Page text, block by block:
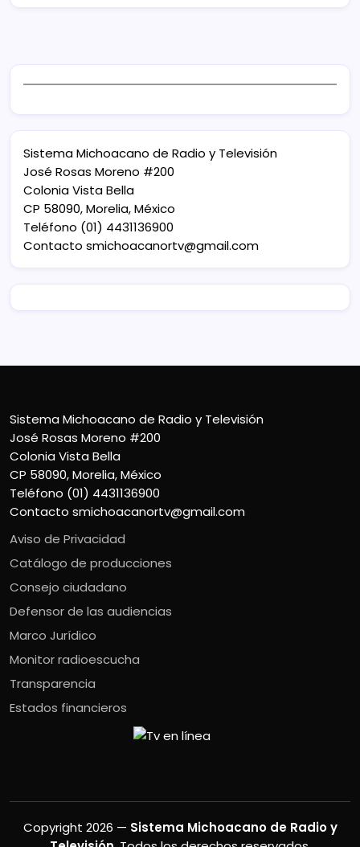
Sistema Michoacano de Radio y Televisión
José Rosas Moreno #200
Colonia Vista Bella
CP 58090, Morelia, México
Teléfono (01) 4431136900
Contacto smichoacanortv@gmail.com
Sistema Michoacano de Radio y Televisión
José Rosas Moreno #200
Colonia Vista Bella
CP 58090, Morelia, México
Teléfono (01) 4431136900
Contacto smichoacanortv@gmail.com
Aviso de Privacidad
Catálogo de producciones
Consejo ciudadano
Defensor de las audiencias
Marco Jurídico
Monitor radioescucha
Transparencia
Estados financieros
Copyright 2026 — Sistema Michoacano de Radio y